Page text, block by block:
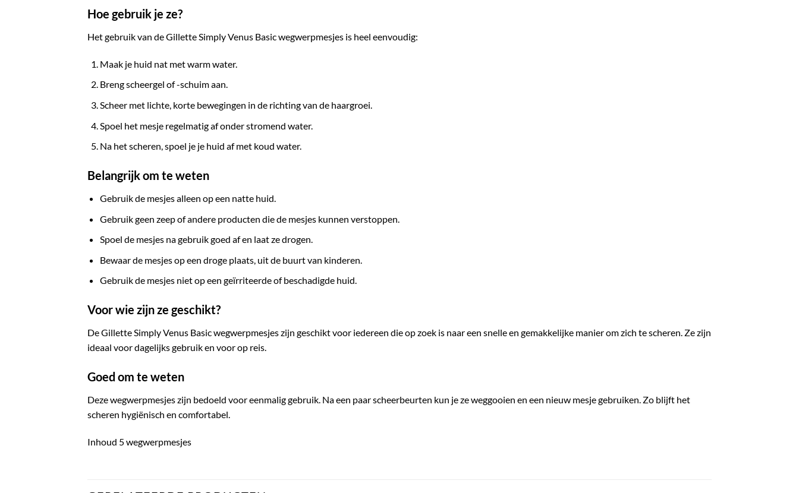
Hoe gebruik je ze?
Het gebruik van de Gillette Simply Venus Basic wegwerpmesjes is heel eenvoudig:
Maak je huid nat met warm water.
Breng scheergel of -schuim aan.
Scheer met lichte, korte bewegingen in de richting van de haargroei.
Spoel het mesje regelmatig af onder stromend water.
Na het scheren, spoel je je huid af met koud water.
Belangrijk om te weten
Gebruik de mesjes alleen op een natte huid.
Gebruik geen zeep of andere producten die de mesjes kunnen verstoppen.
Spoel de mesjes na gebruik goed af en laat ze drogen.
Bewaar de mesjes op een droge plaats, uit de buurt van kinderen.
Gebruik de mesjes niet op een geïrriteerde of beschadigde huid.
Voor wie zijn ze geschikt?
De Gillette Simply Venus Basic wegwerpmesjes zijn geschikt voor iedereen die op zoek is naar een snelle en gemakkelijke manier om zich te scheren. Ze zijn
ideaal voor dagelijks gebruik en voor op reis.
Goed om te weten
Deze wegwerpmesjes zijn bedoeld voor eenmalig gebruik. Na een paar scheerbeurten kun je ze weggooien en een nieuw mesje gebruiken. Zo blijft het
scheren hygiënisch en comfortabel.
Inhoud 5 wegwerpmesjes